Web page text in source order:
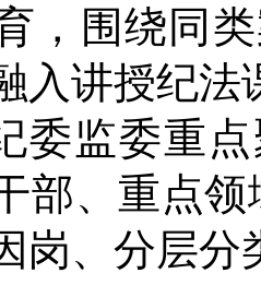
，围绕同
入讲授纪法
委监委重
部、重点
岗、分层